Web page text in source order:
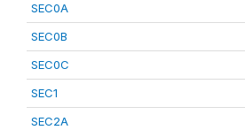
SEC0A
SEC0B
SEC0C
SEC1
SEC2A